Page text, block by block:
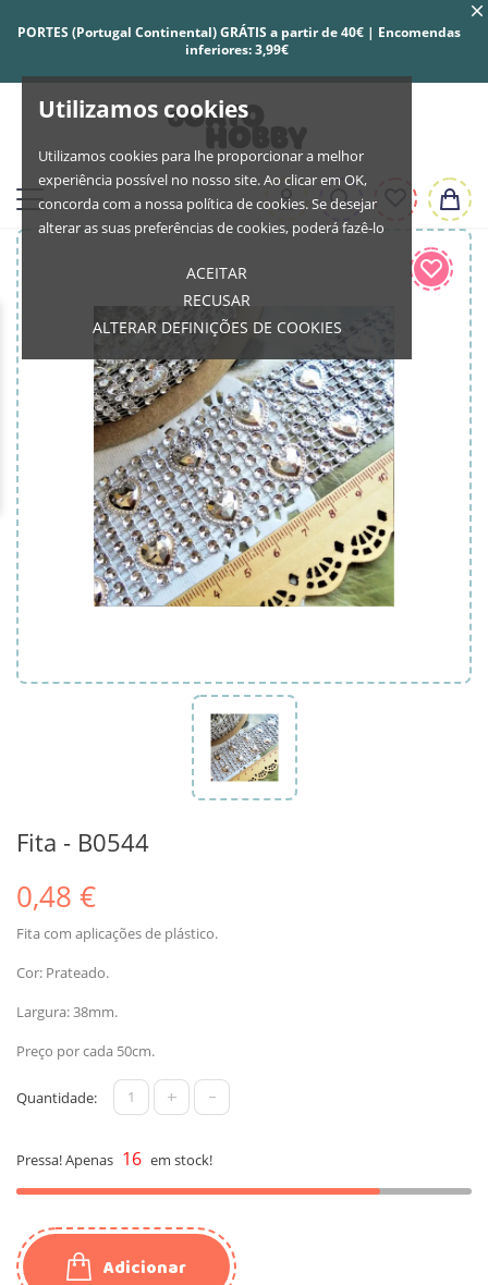
Utilizamos cookies
Utilizamos cookies para lhe proporcionar a melhor
experiência possível no nosso site. Ao clicar em OK,
concorda com a nossa política de cookies. Se desejar
alterar as suas preferências de cookies, poderá fazê-lo
ACEITAR
RECUSAR
ALTERAR DEFINIÇÕES DE COOKIES
PORTES (Portugal Continental) GRÁTIS a partir de 40€ | Encomendas
inferiores: 3,99€
Fita - B0544
0,48 €
Fita com aplicações de plástico.
Cor: Prateado.
Largura: 38mm.
Preço por cada 50cm.
Quantidade: + -
Pressa! Apenas 16 em stock!
Adicionar